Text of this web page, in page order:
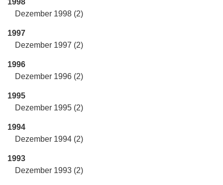
1998
Dezember 1998 (2)
1997
Dezember 1997 (2)
1996
Dezember 1996 (2)
1995
Dezember 1995 (2)
1994
Dezember 1994 (2)
1993
Dezember 1993 (2)